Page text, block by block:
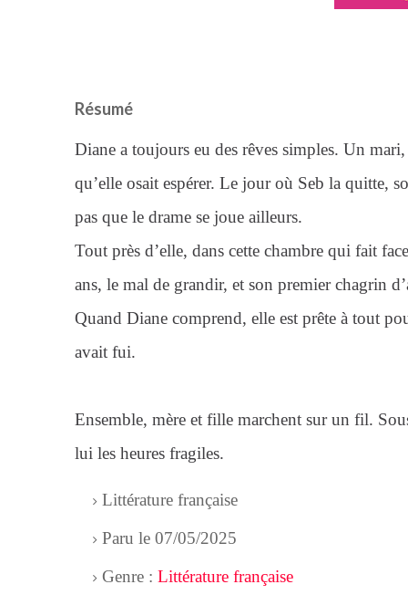
Résumé
Diane a toujours eu des rêves simples. Un
qu’elle osait espérer. Le jour où Seb la quitte,
pas que le drame se joue ailleurs.
Tout près d’elle, dans cette chambre qui fait
ans, le mal de grandir, et son premier chagrin
Quand Diane comprend, elle est prête à tout
avait fui.
Ensemble, mère et fille marchent sur un fil.
lui les heures fragiles.
Littérature française
Paru le 07/05/2025
Genre : Littérature française